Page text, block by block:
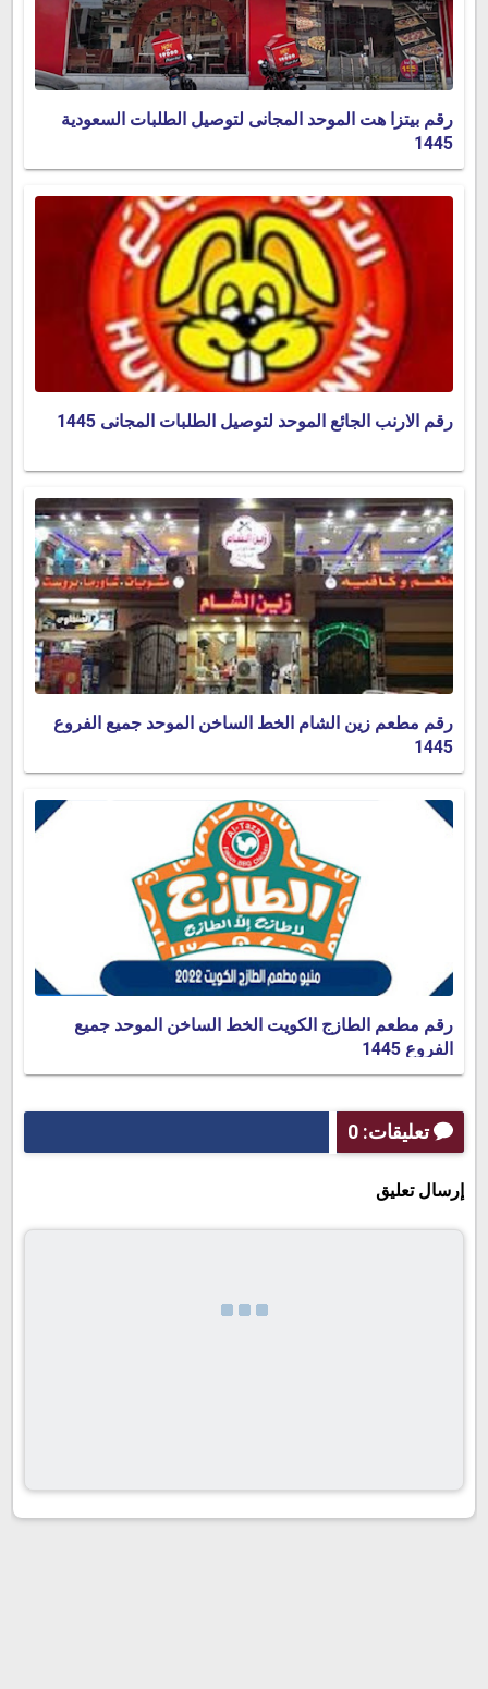
رقم بيتزا هت الموحد المجانى لتوصيل الطلبات السعودية
1445
رقم الارنب الجائع الموحد لتوصيل الطلبات المجانى 1445
رقم مطعم زين الشام الخط الساخن الموحد جميع الفروع
1445
رقم مطعم الطازج الكويت الخط الساخن الموحد جميع
الفروع 1445
تعليقات: 0
إرسال تعليق